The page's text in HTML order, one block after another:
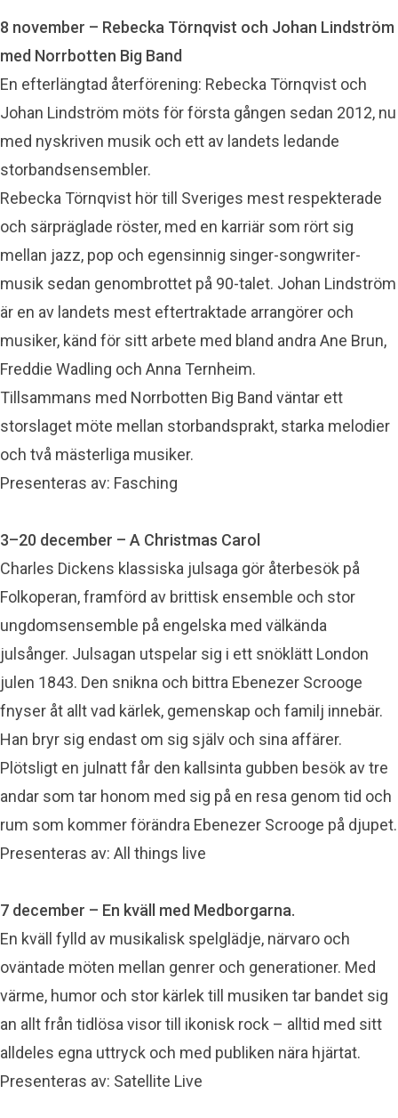
8 november – Rebecka Törnqvist och Johan Lindström
med Norrbotten Big Band
En efterlängtad återförening: Rebecka Törnqvist och
Johan Lindström möts för första gången sedan 2012, nu
med nyskriven musik och ett av landets ledande
storbandsensembler.
Rebecka Törnqvist hör till Sveriges mest respekterade
och särpräglade röster, med en karriär som rört sig
mellan jazz, pop och egensinnig singer-songwriter-
musik sedan genombrottet på 90-talet. Johan Lindström
är en av landets mest eftertraktade arrangörer och
musiker, känd för sitt arbete med bland andra Ane Brun,
Freddie Wadling och Anna Ternheim.
Tillsammans med Norrbotten Big Band väntar ett
storslaget möte mellan storbandsprakt, starka melodier
och två mästerliga musiker.
Presenteras av: Fasching
3–20 december – A Christmas Carol
Charles Dickens klassiska julsaga gör återbesök på
Folkoperan, framförd av brittisk ensemble och stor
ungdomsensemble på engelska med välkända
julsånger. Julsagan utspelar sig i ett snöklätt London
julen 1843. Den snikna och bittra Ebenezer Scrooge
fnyser åt allt vad kärlek, gemenskap och familj innebär.
Han bryr sig endast om sig själv och sina affärer.
Plötsligt en julnatt får den kallsinta gubben besök av tre
andar som tar honom med sig på en resa genom tid och
rum som kommer förändra Ebenezer Scrooge på djupet.
Presenteras av: All things live
7 december – En kväll med Medborgarna.
En kväll fylld av musikalisk spelglädje, närvaro och
oväntade möten mellan genrer och generationer. Med
värme, humor och stor kärlek till musiken tar bandet sig
an allt från tidlösa visor till ikonisk rock – alltid med sitt
alldeles egna uttryck och med publiken nära hjärtat.
Presenteras av: Satellite Live